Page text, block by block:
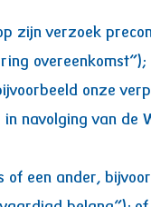
zijn verzoek
overeenkomst”);
onze
navolging van de
of een ander,